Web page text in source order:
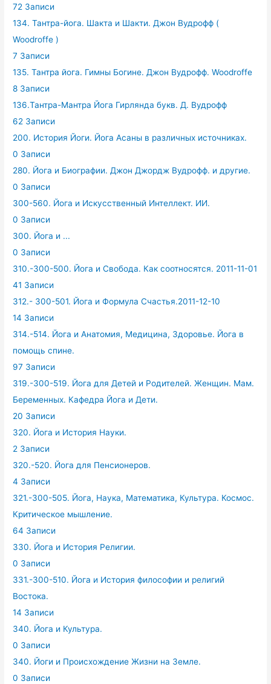
72 Записи
134. Тантра-йога. Шакта и Шакти. Джон Вудрофф (
Woodroffe )
7 Записи
135. Тантра йога. Гимны Богине. Джон Вудрофф. Woodroffe
8 Записи
136.Тантра-Мантра Йога Гирлянда букв. Д. Вудрофф
62 Записи
200. История Йоги. Йога Асаны в различных источниках.
0 Записи
280. Йога и Биографии. Джон Джордж Вудрофф. и другие.
0 Записи
300-560. Йога и Искусственный Интеллект. ИИ.
0 Записи
300. Йога и ...
0 Записи
310.-300-500. Йога и Свобода. Как соотносятся. 2011-11-01
41 Записи
312.- 300-501. Йога и Формула Счастья.2011-12-10
14 Записи
314.-514. Йога и Анатомия, Медицина, Здоровье. Йога в
помощь спине.
97 Записи
319.-300-519. Йога для Детей и Родителей. Женщин. Мам.
Беременных. Кафедра Йога и Дети.
20 Записи
320. Йога и История Науки.
2 Записи
320.-520. Йога для Пенсионеров.
4 Записи
321.-300-505. Йога, Наука, Математика, Культура. Космос.
Критическое мышление.
64 Записи
330. Йога и История Религии.
0 Записи
331.-300-510. Йога и История философии и религий
Востока.
14 Записи
340. Йога и Культура.
0 Записи
340. Йоги и Происхождение Жизни на Земле.
0 Записи